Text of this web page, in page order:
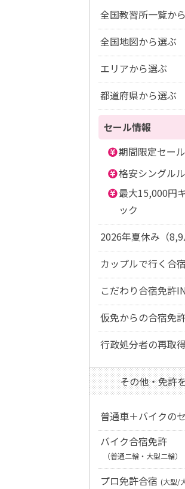
全国教習所一覧か
全国地図から選ぶ
エリアから選ぶ
都道府県から選ぶ
セール情報
期間限定セー
格安シングル
最大15,000円
ック
2026年夏休み（
カップルで行く合
こだわり合宿免許
仮免からの合宿免
行政処分者の再取
その他・免許
普通車＋バイクの
バイク合宿免許
（普通二輪・大型二輪）
プロ免許合宿 (大型/